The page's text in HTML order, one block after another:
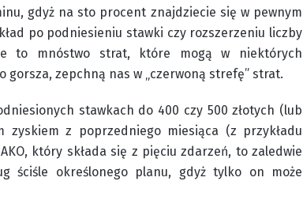
gdyż na sto procent znajdziecie się w pewnym
po podniesieniu stawki czy rozszerzeniu liczby
to mnóstwo strat, które mogą w niektórych
zepchną nas w „czerwoną strefę” strat.
stawkach do 400 czy 500 złotych (lub
z poprzedniego miesiąca (z przykładu
który składa się z pięciu zdarzeń, to zaledwie
ściśle określonego planu, gdyż tylko on może